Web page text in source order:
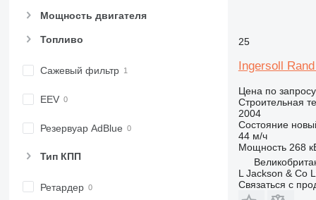
990
992
C-series
D series
F-series
IT
Мощность двигателя
Топливо
Сажевый фильтр
EEV
Резервуар AdBlue
Тип КПП
Ретардер
25
Ingersoll
Цена по запросу
Строительная
2004
Состояние
44 м/ч
Мощность 268
L Jackson & Co
Связаться с